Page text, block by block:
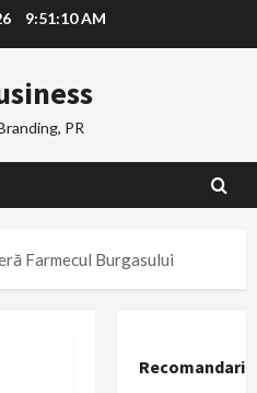
9:51:11 AM
PR
Farmecul Burgasului
Recomandari